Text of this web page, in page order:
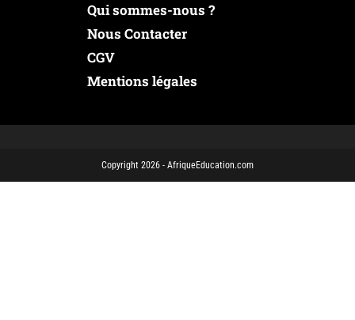
Qui sommes-nous ?
Nous Contacter
CGV
Mentions légales
Copyright 2026 - AfriqueEducation.com